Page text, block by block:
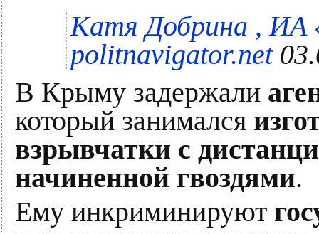
Катя Добрина , ИА
politnavigator.net
В Крыму задержали
который занимался
взрывчатки с
начиненной гвоздями.
Ему инкриминируют